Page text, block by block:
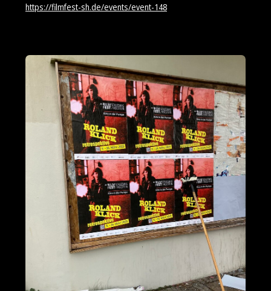
https://filmfest-sh.de/events/event-148